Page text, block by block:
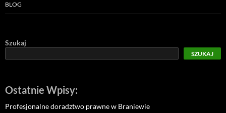
BLOG
Szukaj
SZUKAJ
Ostatnie Wpisy:
Profesjonalne doradztwo prawne w Braniewie